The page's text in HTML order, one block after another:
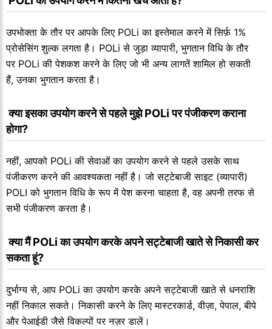
उपभोक्ता के तौर पर आपके लिए POLi का इस्तेमाल करने में सिर्फ़ 1%
प्रोसेसिंग शुल्क लगता है। POLi से जुड़ा व्यापारी, भुगतान विधि के तौर
पर POLi की पेशकश करने के लिए जो भी अन्य लागतें शामिल हो सकती
हैं, उनका भुगतान करता है।
क्या इसका उपयोग करने से पहले मुझे POLi पर पंजीकरण कराना
होगा?
नहीं, आपको POLi की सेवाओं का उपयोग करने से पहले उसके साथ
पंजीकरण करने की आवश्यकता नहीं है। जो सट्टेबाजी साइट (व्यापारी)
POLI को भुगतान विधि के रूप में पेश करना चाहता है, वह अपनी तरफ से
सभी पंजीकरण करता है।
क्या मैं POLi का उपयोग करके अपने सट्टेबाजी खाते से निकासी कर
सकता हूं?
दुर्भाग्य से, आप POLi का उपयोग करके अपने सट्टेबाजी खाते से धनराशि
नहीं निकाल सकते। निकासी करने के लिए मास्टरकार्ड, वीज़ा, पेपाल, बीपे
और पेआईडी जैसे विकल्पों पर नज़र डालें।